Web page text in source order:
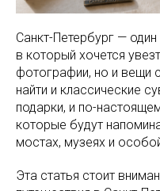
Санкт-Петербург —
в который хочется
фотографии, но и вещи
найти и классические
подарки, и по-
которые будут
мостах, музеях и
Эта статья стоит